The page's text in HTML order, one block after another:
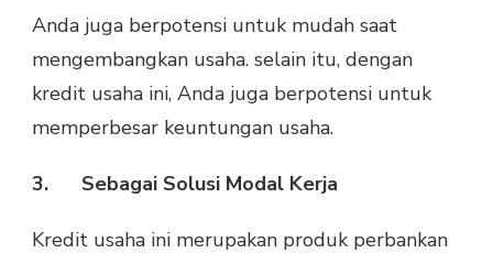
Anda juga berpotensi untuk mudah saat
mengembangkan usaha. selain itu, dengan
kredit usaha ini, Anda juga berpotensi untuk
memperbesar keuntungan usaha.
3. Sebagai Solusi Modal Kerja
Kredit usaha ini merupakan produk perbankan